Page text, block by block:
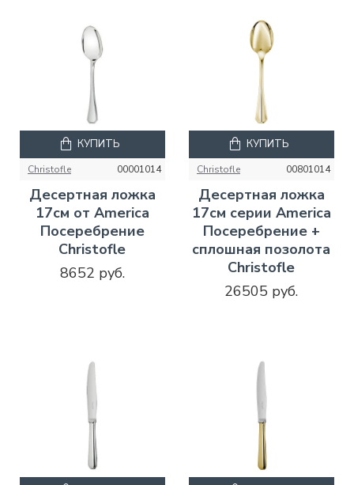
Christofle 00001014
Десертная ложка
17см от America
Посеребрение
Christofle
8652 руб.
КУПИТЬ
Christofle 00801014
Десертная ложка
17см серии America
Посеребрение +
сплошная позолота
Christofle
26505 руб.
КУПИТЬ